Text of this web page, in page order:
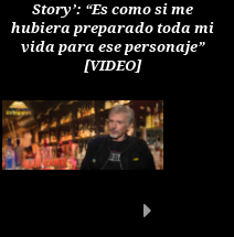
Story’: “Es como si me
hubiera preparado toda mi
vida para ese personaje”
[VIDEO]